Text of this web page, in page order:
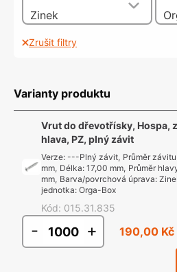
Zinek
Zrušit filtry
Varianty produktu
Vrut do dřevotřísky, Hospa,
hlava, PZ, plný závit
Verze: ---Plný závit, Průměr závitu
mm, Délka: 17,00 mm, Průměr
mm, Barva/povrchová úprava:
jednotka: Orga-Box
Kód: 015.31.835
- + 190,00 Kč